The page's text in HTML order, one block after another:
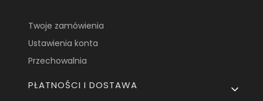
Twoje zamówienia
Ustawienia konta
Przechowalnia
PŁATNOŚCI I DOSTAWA